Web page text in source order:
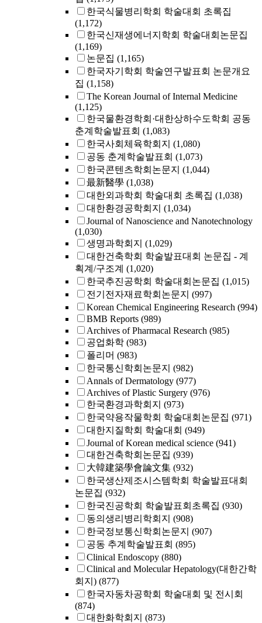
한국식물병리학회 학술대회 초록집
(1,172)
한국신재생에너지학회 학술대회논문집
(1,169)
논문집 (1,165)
한국자기학회 학술연구발표회 논문개요
집 (1,158)
The Korean Journal of Internal Medicine
(1,125)
한국물환경학회·대한상하수도학회 공동
춘계학술발표회 (1,083)
한국사회체육학회지 (1,080)
공동 춘계학술발표회 (1,073)
한국콘텐츠학회논문지 (1,044)
最新醫學 (1,038)
대한외과학회 학술대회 초록집 (1,038)
대한환경공학회지 (1,034)
Journal of Nanoscience and Nanotechnology
(1,030)
생명과학회지 (1,029)
대한건축학회 학술발표대회 논문집 - 계
획계/구조계 (1,020)
한국추진공학회 학술대회논문집 (1,015)
전기전자재료학회논문지 (997)
Korean Chemical Engineering Research (994)
BMB Reports (989)
Archives of Pharmacal Research (985)
공업화학 (983)
폴리머 (983)
한국통신학회논문지 (982)
Annals of Dermatology (977)
Archives of Plastic Surgery (976)
한국환경과학회지 (973)
한국약용작물학회 학술대회논문집 (971)
대한지질학회 학술대회 (949)
Journal of Korean medical science (941)
대한건축학회논문집 (939)
大韓建築學會論文集 (932)
한국생산제조시스템학회 학술발표대회
논문집 (932)
한국진공학회 학술발표회초록집 (930)
동의생리병리학회지 (908)
한국정보통신학회논문지 (907)
공동 추계학술발표회 (895)
Clinical Endoscopy (880)
Clinical and Molecular Hepatology(대한간학
회지) (877)
한국자동차공학회 학술대회 및 전시회
(874)
대한화학회지 (873)